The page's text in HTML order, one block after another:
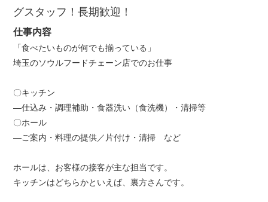
グスタッフ！長期歓迎！
仕事内容
「食べたいものが何でも揃っている」
埼玉のソウルフードチェーン店でのお仕事
〇キッチン
―仕込み・調理補助・食器洗い（食洗機）・清掃等
〇ホール
―ご案内・料理の提供／片付け・清掃 など
ホールは、お客様の接客が主な担当です。
キッチンはどちらかといえば、裏方さんです。